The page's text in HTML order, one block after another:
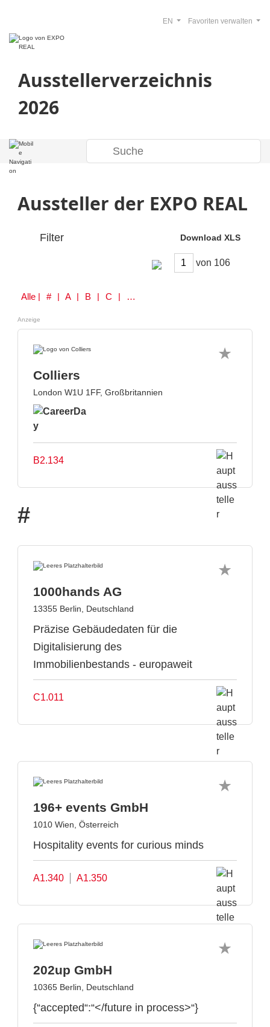
Ausstellerverzeichnis
2026
Favoriten verwalten
EN
Aussteller der EXPO REAL
Filter Download XLS
von
Alle | # | A | B | C | D | E | F | G | H | I | J | K | L | M | N | O | P | Q | R | S | T | U | V | W | Y | Z
Anzeige
Colliers
London W1U 1FF, Großbritannien
B2.134
#
1000hands AG
13355 Berlin, Deutschland
Präzise Gebäudedaten für die
Digitalisierung des
Immobilienbestands - europaweit
C1.011
196+ events GmbH
1010 Wien, Österreich
Hospitality events for curious minds
A1.340 A1.350
202up GmbH
10365 Berlin, Deutschland
{“accepted“:“</future in process>“}